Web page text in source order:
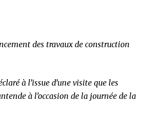
des travaux de construction
à l’issue d’une visite que les
à l’occasion de la journée de la